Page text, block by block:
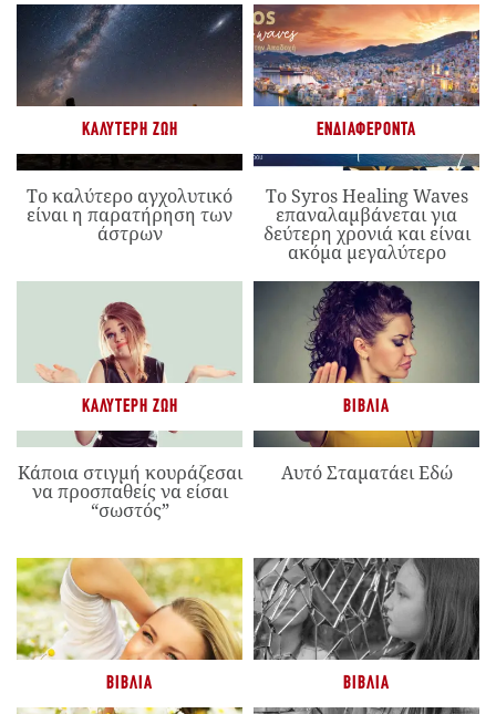
ΚΑΛΎΤΕΡΗ ΖΩΉ
Το καλύτερο αγχολυτικό
είναι η παρατήρηση των
άστρων
ΕΝΔΙΑΦΈΡΟΝΤΑ
Το Syros Healing Waves
επαναλαμβάνεται για
δεύτερη χρονιά και είναι
ακόμα μεγαλύτερο
ΚΑΛΎΤΕΡΗ ΖΩΉ
Κάποια στιγμή κουράζεσαι
να προσπαθείς να είσαι
“σωστός”
ΒΙΒΛΊΑ
Αυτό Σταματάει Εδώ
ΒΙΒΛΊΑ ΒΙΒΛΊΑ